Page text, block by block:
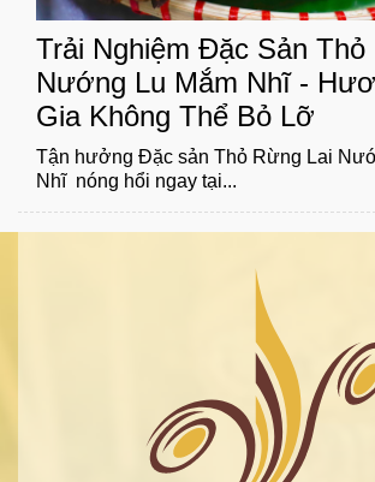
Trải Nghiệm Đặc Sản Thỏ
Nướng Lu Mắm Nhĩ -
Gia Không Thể Bỏ Lỡ
Tận hưởng Đặc sản Thỏ Rừng Lai
Nhĩ nóng hổi ngay tại...